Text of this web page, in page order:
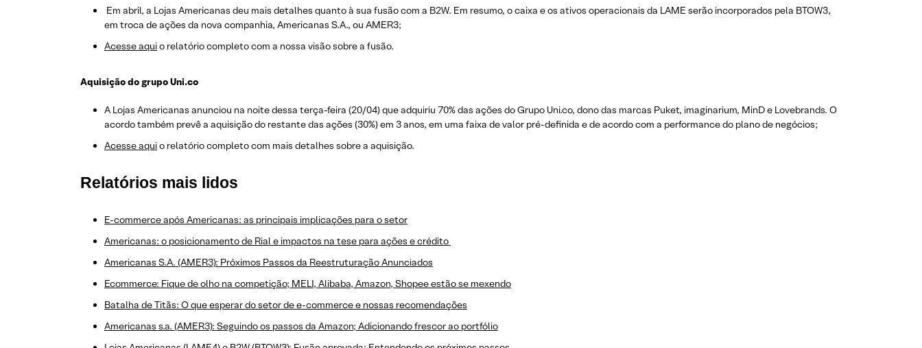
Em abril, a Lojas Americanas deu mais detalhes quanto à sua fusão com a B2W. Em resumo, o caixa e os ativos operacionais da LAME serão incorporados pela BTOW3,
em troca de ações da nova companhia, Americanas S.A., ou AMER3;
Acesse aquio relatório completo com a nossa visão sobre a fusão.
Aquisição do grupo Uni.co
A Lojas Americanas anunciou na noite dessa terça-feira (20/04) que adquiriu 70% das ações do Grupo Uni.co, dono das marcas Puket, imaginarium, MinD e Lovebrands. O
acordo também prevê a aquisição do restante das ações (30%) em 3 anos, em uma faixa de valor pré-definida e de acordo com a performance do plano de negócios;
Acesse aquio relatório completo com mais detalhes sobre a aquisição.
Relatórios mais lidos
E-commerce após Americanas: as principais implicações para o setor
Americanas: o posicionamento de Rial e impactos na tese para ações e crédito
Americanas S.A. (AMER3): Próximos Passos da Reestruturação Anunciados
Ecommerce: Fique de olho na competição; MELI, Alibaba, Amazon, Shopee estão se mexendo
Batalha de Titãs: O que esperar do setor de e-commerce e nossas recomendações
Americanas s.a. (AMER3): Seguindo os passos da Amazon; Adicionando frescor ao portfólio